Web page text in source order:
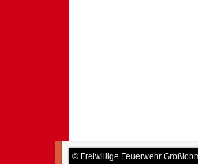
© Freiwillige Feuerwehr